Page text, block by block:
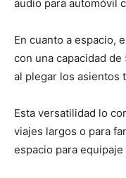
audio para automóvil
En cuanto a espacio,
con una capacidad
al plegar los asientos
Esta versatilidad lo
viajes largos o para
espacio para